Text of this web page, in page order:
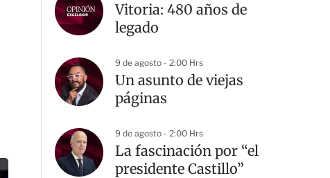
Vitoria: 480 años de
legado
9 de agosto - 2:00 Hrs
Un asunto de viejas
páginas
9 de agosto - 2:00 Hrs
La fascinación por “el
presidente Castillo”